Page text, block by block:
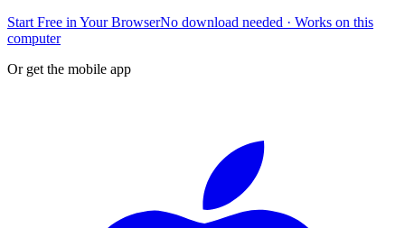
Start Free in Your BrowserNo download needed · Works on this
computer
Or get the mobile app